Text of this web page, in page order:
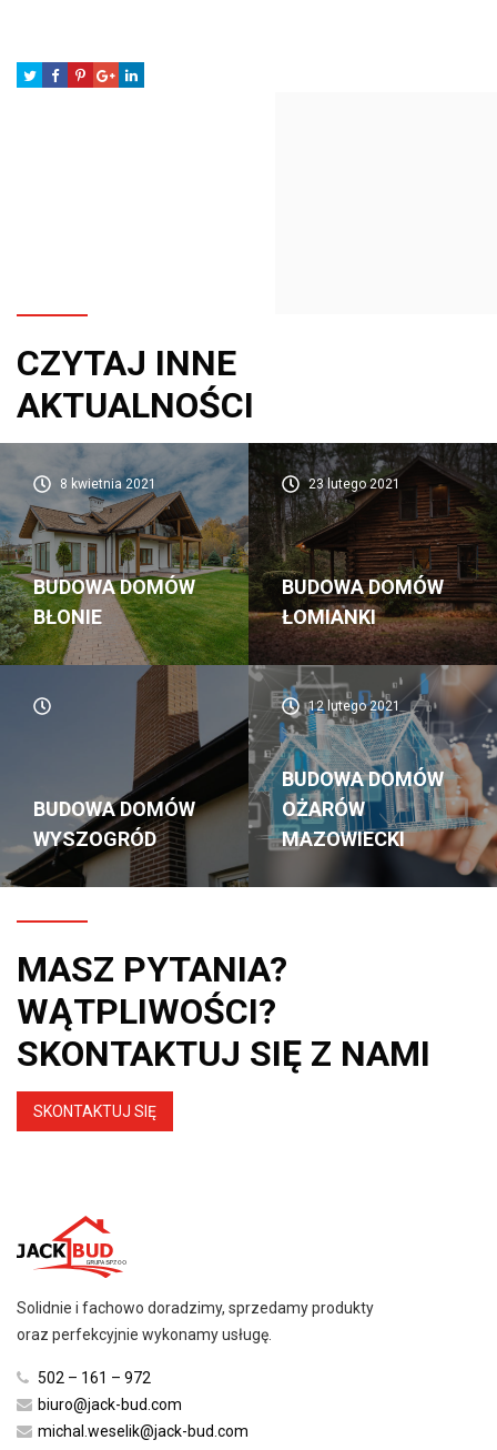
CZYTAJ INNE
AKTUALNOŚCI
8 kwietnia 2021
BUDOWA DOMÓW
BŁONIE
23 lutego 2021
BUDOWA DOMÓW
ŁOMIANKI
BUDOWA DOMÓW
WYSZOGRÓD
12 lutego 2021
BUDOWA DOMÓW
OŻARÓW
MAZOWIECKI
MASZ PYTANIA?
WĄTPLIWOŚCI?
SKONTAKTUJ SIĘ Z NAMI
SKONTAKTUJ SIĘ
Solidnie i fachowo doradzimy, sprzedamy produkty
oraz perfekcyjnie wykonamy usługę.
502 – 161 – 972
biuro@jack-bud.com
michal.weselik@jack-bud.com